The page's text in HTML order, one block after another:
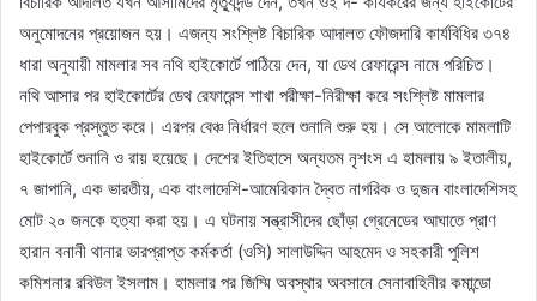
অনুমোদনের প্রয়োজন হয়। এজন্য সংশ্লিষ্ট বিচারিক আদালত ফৌজদারি কার্যবিধির ৩৭৪
ধারা অনুযায়ী মামলার সব নথি হাইকোর্টে পাঠিয়ে দেন, যা ডেথ রেফারেন্স নামে পরিচিত।
নথি আসার পর হাইকোর্টের ডেথ রেফারেন্স শাখা পরীক্ষা-নিরীক্ষা করে সংশ্লিষ্ট মামলার
পেপারবুক প্রস্তুত করে। এরপর বেঞ্চ নির্ধারণ হলে শুনানি শুরু হয়। সে আলোকে মামলাটি
হাইকোর্টে শুনানি ও রায় হয়েছে। দেশের ইতিহাসে অন্যতম নৃশংস এ হামলায় ৯ ইতালীয়,
৭ জাপানি, এক ভারতীয়, এক বাংলাদেশি-আমেরিকান দ্বৈত নাগরিক ও দুজন বাংলাদেশিসহ
মোট ২০ জনকে হত্যা করা হয়। এ ঘটনায় সন্ত্রাসীদের ছোঁড়া গ্রেনেডের আঘাতে প্রাণ
হারান বনানী থানার ভারপ্রাপ্ত কর্মকর্তা (ওসি) সালাউদ্দিন আহমেদ ও সহকারী পুলিশ
কমিশনার রবিউল ইসলাম। হামলার পর জিম্মি অবস্থার অবসানে সেনাবাহিনীর কমান্ডো